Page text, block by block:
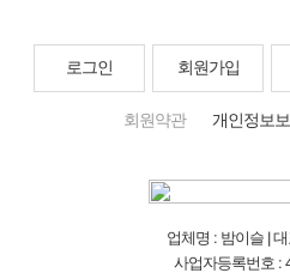
로그인 회원가입
회원약관 개인정보
업체명 : 밤이슬 |
사업자등록번호 :